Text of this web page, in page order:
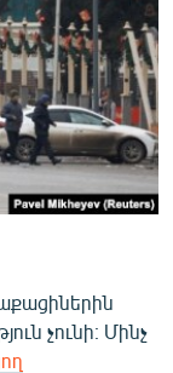
չունի։ Մինչ